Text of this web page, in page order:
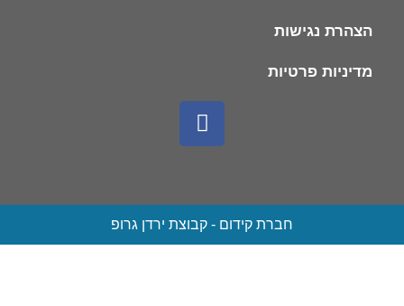
הצהרת נגישות
מדיניות פרטיות
חברת קידום - קבוצת ירדן גרופ